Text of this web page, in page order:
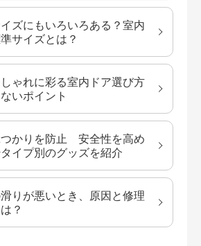
イズにもいろいろある？室内
サイズとは？
ゃれに彩る室内ドア選び方
いポイント
つかりを防止 安全性を高め
イプ別のグッズを紹介
りが悪いとき、原因と修理
？